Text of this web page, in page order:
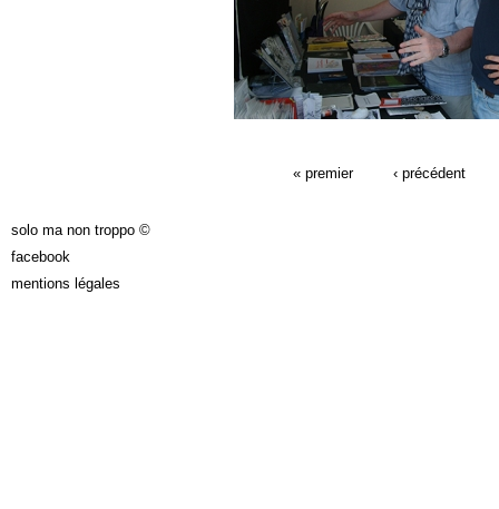
« premier ‹ précédent
solo ma non troppo ©
facebook
mentions légales